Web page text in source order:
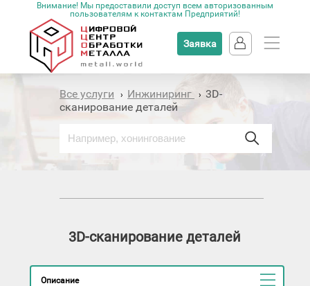
Внимание! Мы предоставили доступ всем авторизованным
пользователям к контактам Предприятий!
Заявка
Все услуги › Инжиниринг ›3D-
сканирование деталей
3D-сканирование деталей
Описание